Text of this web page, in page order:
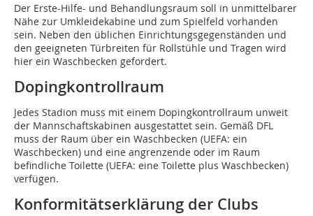
Der Erste-Hilfe- und Behandlungsraum soll in unmittelbarer
Nähe zur Umkleidekabine und zum Spielfeld vorhanden
sein. Neben den üblichen Einrichtungsgegenständen und
den geeigneten Türbreiten für Rollstühle und Tragen wird
hier ein Waschbecken gefordert.
Dopingkontrollraum
Jedes Stadion muss mit einem Dopingkontrollraum unweit
der Mannschaftskabinen ausgestattet sein. Gemäß DFL
muss der Raum über ein Waschbecken (UEFA: ein
Waschbecken) und eine angrenzende oder im Raum
befindliche Toilette (UEFA: eine Toilette plus Waschbecken)
verfügen.
Konformitätserklärung der Clubs